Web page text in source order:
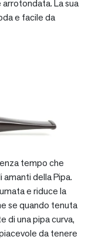
La sua
e facile da
tempo che
della Pipa.
e riduce la
se quando tenuta
di una pipa curva,
da tenere